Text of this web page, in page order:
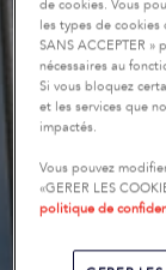
de cookies. Vous
les types de cookies
SANS ACCEPTER
nécessaires au
Si vous bloquez
et les services que
impactés.
Vous pouvez
«GERER LES
politique de